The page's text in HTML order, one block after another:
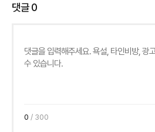
댓글0
0 / 300